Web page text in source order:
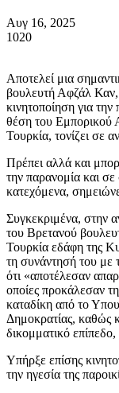
Αυγ 16, 2025
1020
Αποτελεί μια
βουλευτή Αφζάλ Καν,
κινητοποίηση για
θέση του Εμπορικού
Τουρκία, τονίζει σε
Πρέπει αλλά και
την παρανομία και
κατεχόμενα,
Συγκεκριμένα, στην
του Βρετανού
Τουρκία εδάφη της
τη συνάντησή του με
ότι «αποτέλεσαν
οποίες προκάλεσαν
καταδίκη από το
Δημοκρατίας, καθώς
δικομματικό
Υπήρξε επίσης
την ηγεσία της